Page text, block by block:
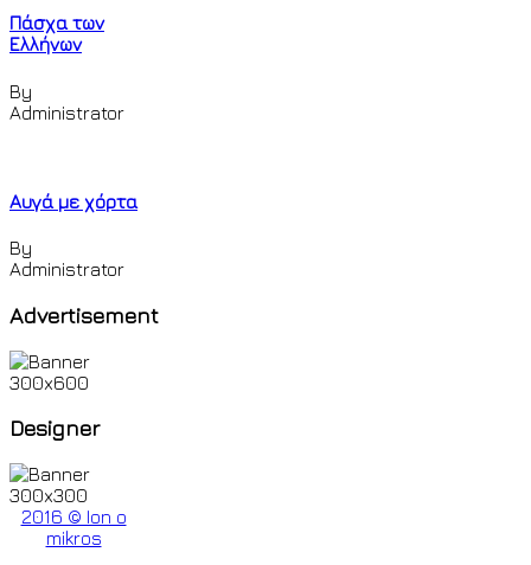
Πάσχα των
Ελλήνων
By
Administrator
Αυγά με χόρτα
By
Administrator
Advertisement
Designer
2016 © Ion o
mikros